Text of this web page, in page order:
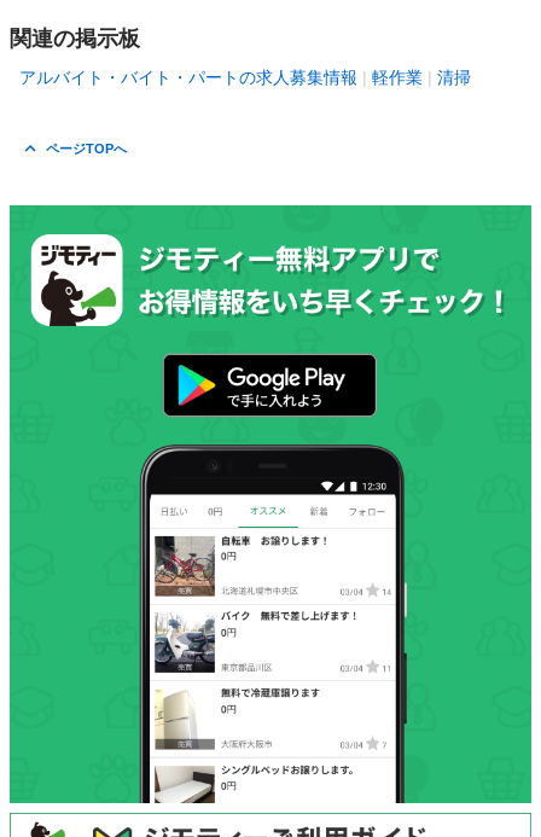
関連の掲示板
アルバイト・バイト・パートの求人募集情報 軽作業 清掃
ページTOPへ